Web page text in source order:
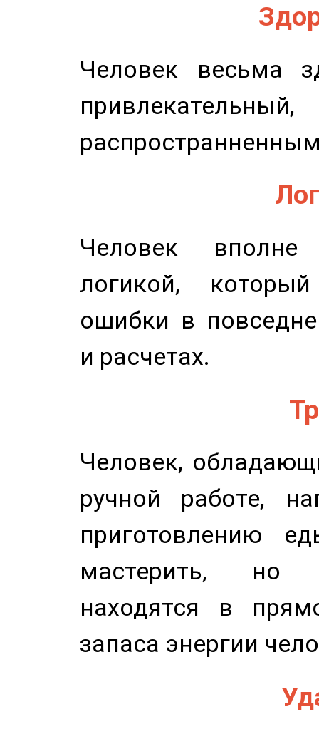
Человек весьма
Человек
логикой,
ошибки в
и расчетах.
Человек,
ручной работе,
приготовлению
мастерить, но
находятся в
запаса энергии